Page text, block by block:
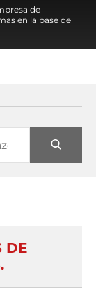
de
en la base de
DE